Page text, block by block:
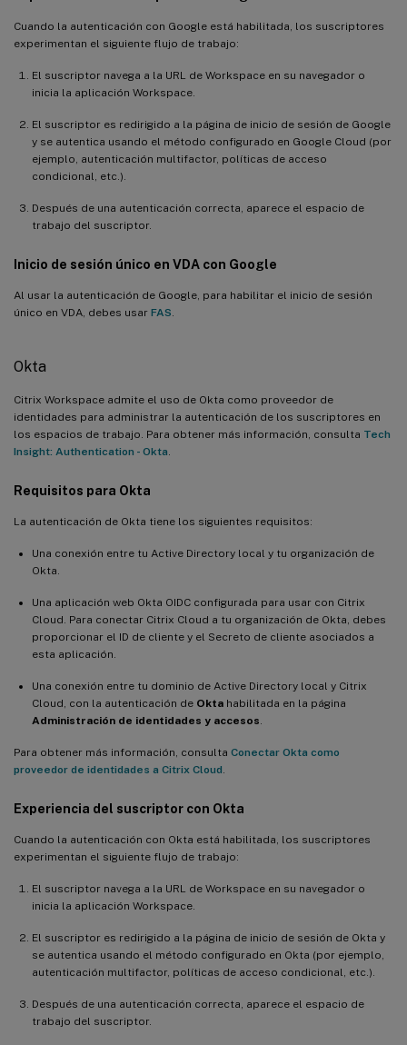
Cuando la autenticación con Google está habilitada, los suscriptores
experimentan el siguiente flujo de trabajo:
El suscriptor navega a la URL de Workspace en su navegador o
inicia la aplicación Workspace.
El suscriptor es redirigido a la página de inicio de sesión de Google
y se autentica usando el método configurado en Google Cloud (por
ejemplo, autenticación multifactor, políticas de acceso
condicional, etc.).
Después de una autenticación correcta, aparece el espacio de
trabajo del suscriptor.
Inicio de sesión único en VDA con Google
Al usar la autenticación de Google, para habilitar el inicio de sesión
único en VDA, debes usar FAS.
Okta
Citrix Workspace admite el uso de Okta como proveedor de
identidades para administrar la autenticación de los suscriptores en
los espacios de trabajo. Para obtener más información, consulta Tech
Insight: Authentication - Okta.
Requisitos para Okta
La autenticación de Okta tiene los siguientes requisitos:
Una conexión entre tu Active Directory local y tu organización de
Okta.
Una aplicación web Okta OIDC configurada para usar con Citrix
Cloud. Para conectar Citrix Cloud a tu organización de Okta, debes
proporcionar el ID de cliente y el Secreto de cliente asociados a
esta aplicación.
Una conexión entre tu dominio de Active Directory local y Citrix
Cloud, con la autenticación de Okta habilitada en la página
Administración de identidades y accesos.
Para obtener más información, consulta Conectar Okta como
proveedor de identidades a Citrix Cloud.
Experiencia del suscriptor con Okta
Cuando la autenticación con Okta está habilitada, los suscriptores
experimentan el siguiente flujo de trabajo:
El suscriptor navega a la URL de Workspace en su navegador o
inicia la aplicación Workspace.
El suscriptor es redirigido a la página de inicio de sesión de Okta y
se autentica usando el método configurado en Okta (por ejemplo,
autenticación multifactor, políticas de acceso condicional, etc.).
Después de una autenticación correcta, aparece el espacio de
trabajo del suscriptor.